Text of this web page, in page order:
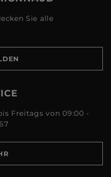
Sie alle
Freitags von 09:00 -